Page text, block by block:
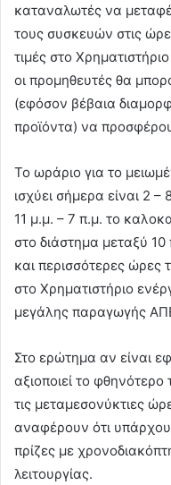
καταναλωτές να
τους συσκευών στις
τιμές στο
οι προμηθευτές θα
(εφόσον βέβαια
προϊόντα) να
Το ωράριο για το
ισχύει σήμερα είναι 2
11 μ.μ. – 7 π.μ. το
στο διάστημα μεταξύ 10
και περισσότερες ώρες
στο Χρηματιστήριο
μεγάλης παραγωγής
Στο ερώτημα αν είναι
αξιοποιεί το
τις μεταμεσονύκτιες
αναφέρουν ότι
πρίζες με
λειτουργίας.